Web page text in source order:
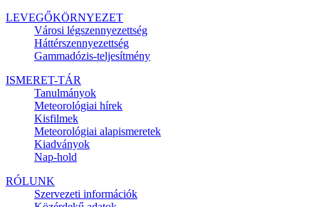
LEVEGŐKÖRNYEZET
Városi légszennyezettség
Háttérszennyezettség
Gammadózis-teljesítmény
ISMERET-TÁR
Tanulmányok
Meteorológiai hírek
Kisfilmek
Meteorológiai alapismeretek
Kiadványok
Nap-hold
RÓLUNK
Szervezeti információk